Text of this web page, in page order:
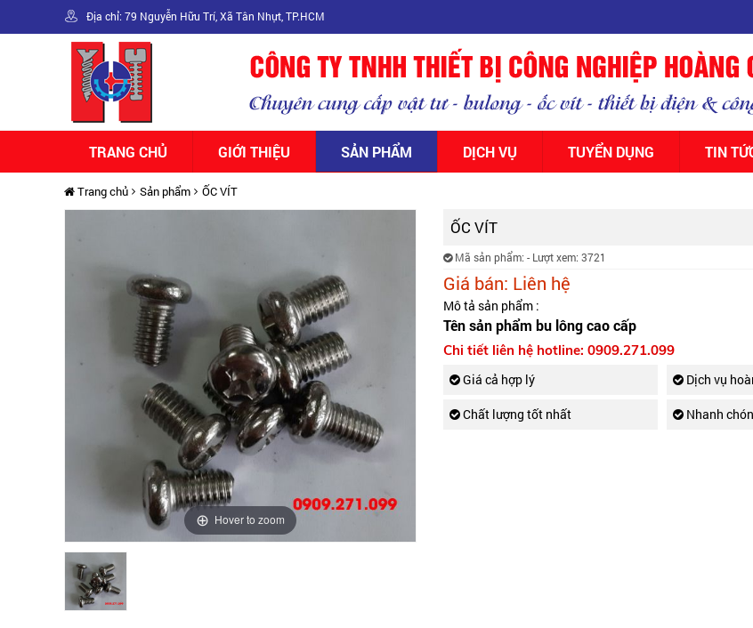
Địa chỉ: 79 Nguyễn Hữu Trí, Xã Tân Nhựt, TP.HCM
TRANG CHỦ GIỚI THIỆU SẢN PHẨM DỊCH VỤ TUYỂN DỤNG TIN
Trang chủ Sản phẩm ỐC VÍT
Hover to zoom
ỐC VÍT
Mã sản phẩm: - Lượt xem: 3721
Giá bán: Liên hệ
Mô tả sản phẩm :
Tên sản phẩm bu lông cao cấp
Chi tiết liên hệ hotline:0909.271.099
Giá cả hợp lý
Dịch vụ
Chất lượng tốt nhất Nhanh